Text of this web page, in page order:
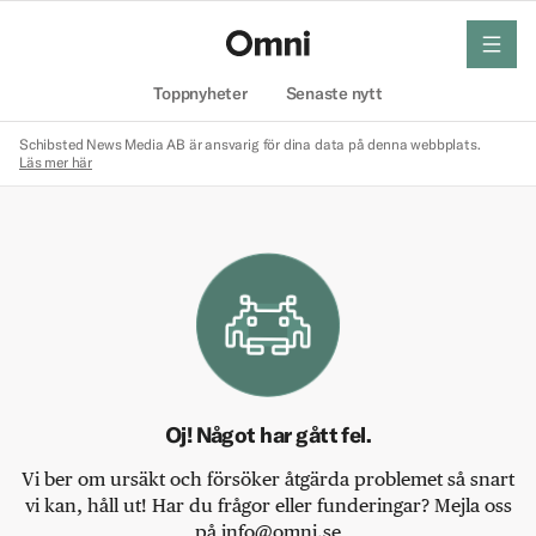
Toppnyheter Senaste nytt
meny
Schibsted News Media AB är ansvarig för dina data på denna webbplats.
Läs mer här
Oj! Något har gått fel.
Vi ber om ursäkt och försöker åtgärda problemet så snart
vi kan, håll ut! Har du frågor eller funderingar? Mejla oss